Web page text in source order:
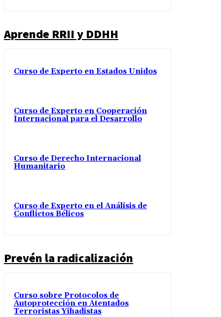
Aprende RRII y DDHH
Curso de Experto en Estados Unidos
Curso de Experto en Cooperación
Internacional para el Desarrollo
Curso de Derecho Internacional
Humanitario
Curso de Experto en el Análisis de
Conflictos Bélicos
Prevén la radicalización
Curso sobre Protocolos de
Autoprotección en Atentados
Terroristas Yihadistas